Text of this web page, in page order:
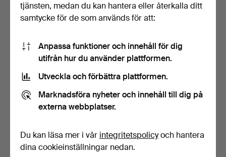
Bergen J.C Krohn & sons.
A…
2 dagar
32 USD
naturfärgad, 293 x 202 …
Värdering
633 USD
tjänsten, medan du kan hantera eller återkalla ditt
samtycke för de som används för att:
Anpassa funktioner och innehåll för dig
utifrån hur du använder plattformen.
Utveckla och förbättra plattformen.
Marknadsföra nyheter och innehåll till dig på
externa webbplatser.
Du kan läsa mer i vår integritetspolicyoch hantera
dina cookieinställningar nedan.